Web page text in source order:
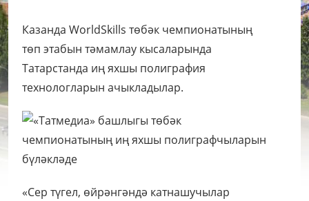
Казанда WorldSkills төбәк чемпионатының
төп этабын тәмамлау кысаларында
Татарстанда иң яхшы полиграфия
технологларын ачыкладылар.
«Сер түгел, өйрәнгәндә катнашучылар